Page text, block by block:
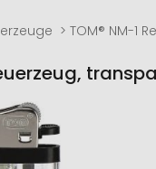
TOM® NM-1